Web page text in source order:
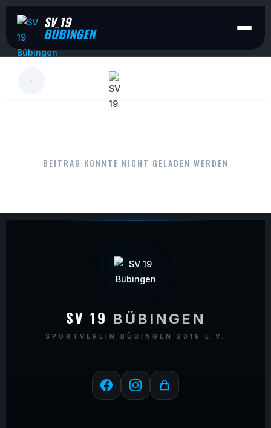
SV 19
BÜBINGEN
BEITRAG KONNTE NICHT GELADEN WERDEN
SV 19 BÜBINGEN
SPORTVEREIN BÜBINGEN 2019 E.V.